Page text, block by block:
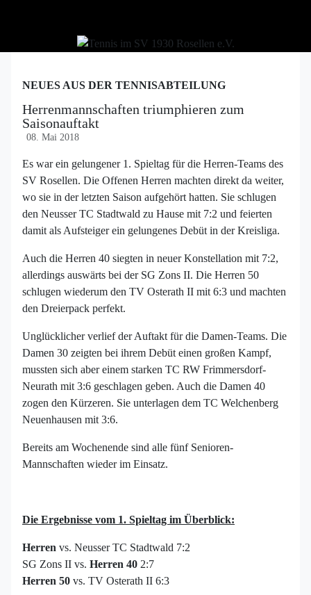
NEUES AUS DER TENNISABTEILUNG
Herrenmannschaften triumphieren zum
Saisonauftakt
08. Mai 2018
Es war ein gelungener 1. Spieltag für die Herren-Teams des
SV Rosellen. Die Offenen Herren machten direkt da weiter,
wo sie in der letzten Saison aufgehört hatten. Sie schlugen
den Neusser TC Stadtwald zu Hause mit 7:2 und feierten
damit als Aufsteiger ein gelungenes Debüt in der Kreisliga.
Auch die Herren 40 siegten in neuer Konstellation mit 7:2,
allerdings auswärts bei der SG Zons II. Die Herren 50
schlugen wiederum den TV Osterath II mit 6:3 und machten
den Dreierpack perfekt.
Unglücklicher verlief der Auftakt für die Damen-Teams. Die
Damen 30 zeigten bei ihrem Debüt einen großen Kampf,
mussten sich aber einem starken TC RW Frimmersdorf-
Neurath mit 3:6 geschlagen geben. Auch die Damen 40
zogen den Kürzeren. Sie unterlagen dem TC Welchenberg
Neuenhausen mit 3:6.
Bereits am Wochenende sind alle fünf Senioren-
Mannschaften wieder im Einsatz.
Die Ergebnisse vom 1. Spieltag im Überblick:
Herren vs. Neusser TC Stadtwald 7:2
SG Zons II vs. Herren 40 2:7
Herren 50 vs. TV Osterath II 6:3